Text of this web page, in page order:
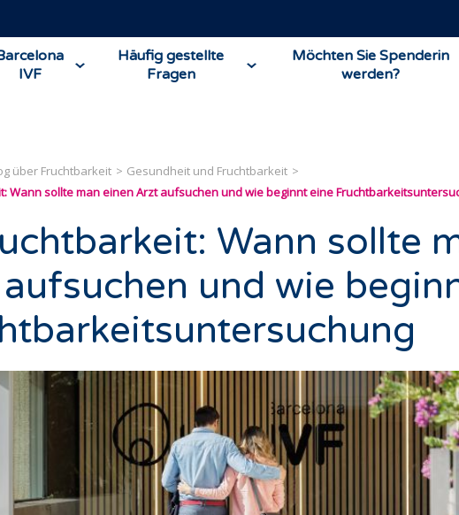
IVF
Häufig gestellte
Fragen
Möchten Sie Spenderin
werden?
über Fruchtbarkeit
Gesundheit und Fruchtbarkeit
Wann sollte man einen Arzt aufsuchen und wie beginnt eine
Wann sollte
und wie